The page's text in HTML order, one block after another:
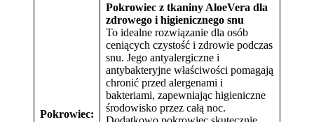
Pokrowiec:
Pokrowiec z tkaniny AloeVera dla
zdrowego i higienicznego snu
To idealne rozwiązanie dla osób
ceniących czystość i zdrowie podczas
snu. Jego antyalergiczne i
antybakteryjne właściwości pomagają
chronić przed alergenami i
bakteriami, zapewniając higieniczne
środowisko przez całą noc.